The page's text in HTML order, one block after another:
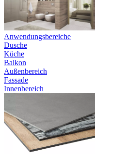
Anwendungsbereiche
Dusche
Küche
Balkon
Außenbereich
Fassade
Innenbereich